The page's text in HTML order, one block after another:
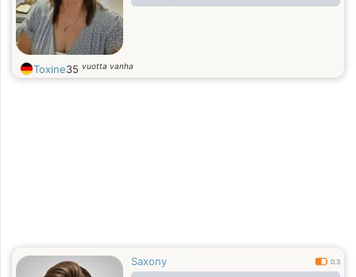
Toxine35 vuotta vanha
Saxony 0.3